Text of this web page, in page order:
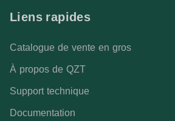
Liens rapides
Catalogue de vente en gros
À propos de QZT
Support technique
Documentation